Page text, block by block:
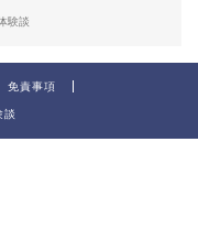
験談
免責事項